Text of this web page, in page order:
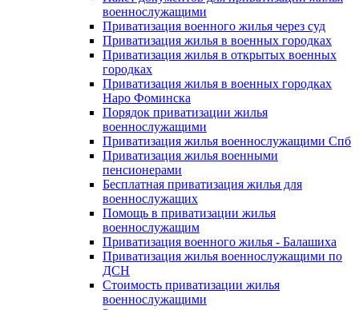
военнослужащими
Приватизация военного жилья через суд
Приватизация жилья в военных городках
Приватизация жилья в открытых военных
городках
Приватизация жилья в военных городках
Наро Фоминска
Порядок приватизации жилья
военнослужащими
Приватизация жилья военнослужащими Спб
Приватизация жилья военными
пенсионерами
Бесплатная приватизация жилья для
военнослужащих
Помощь в приватизации жилья
военнослужащим
Приватизация военного жилья - Балашиха
Приватизация жилья военнослужащими по
ДСН
Стоимость приватизации жилья
военнослужащими